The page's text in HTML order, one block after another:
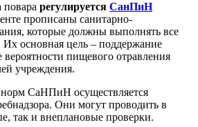
повара регулируется СанПиН
прописаны санитарно-
которые должны выполнять все
основная цель – поддержание
пищевого отравления
учреждения.
СаНПиН осуществляется
Они могут проводить в
так и внеплановые проверки.